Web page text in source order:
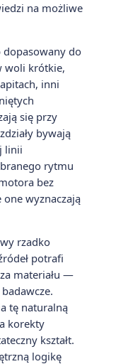
na możliwe
do
woli krótkie,
inni
się przy
bywają
linii
rytmu
bez
one wyznaczają
rzadko
potrafi
materiału —
tę naturalną
korekty
kształt.
logikę